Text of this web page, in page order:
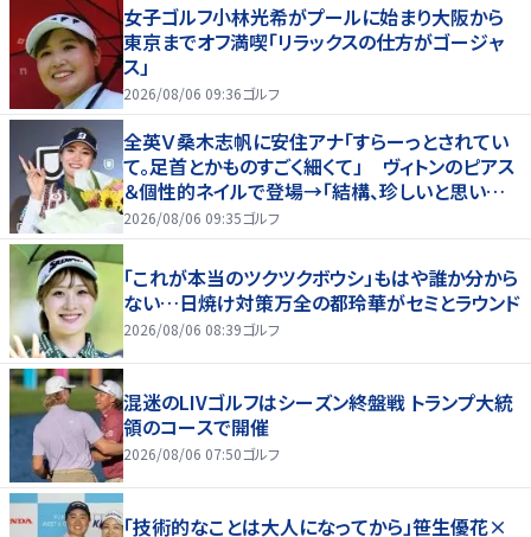
女子ゴルフ小林光希がプールに始まり大阪から
東京までオフ満喫「リラックスの仕方がゴージャ
ス」
2026/08/06 09:36ゴルフ
全英Ｖ桑木志帆に安住アナ「すらーっとされてい
て。足首とかものすごく細くて」 ヴィトンのピアス
＆個性的ネイルで登場→「結構、珍しいと思いま
す」
2026/08/06 09:35ゴルフ
「これが本当のツクツクボウシ」もはや誰か分から
ない…日焼け対策万全の都玲華がセミとラウンド
2026/08/06 08:39ゴルフ
混迷のLIVゴルフはシーズン終盤戦 トランプ大統
領のコースで開催
2026/08/06 07:50ゴルフ
「技術的なことは大人になってから」笹生優花×